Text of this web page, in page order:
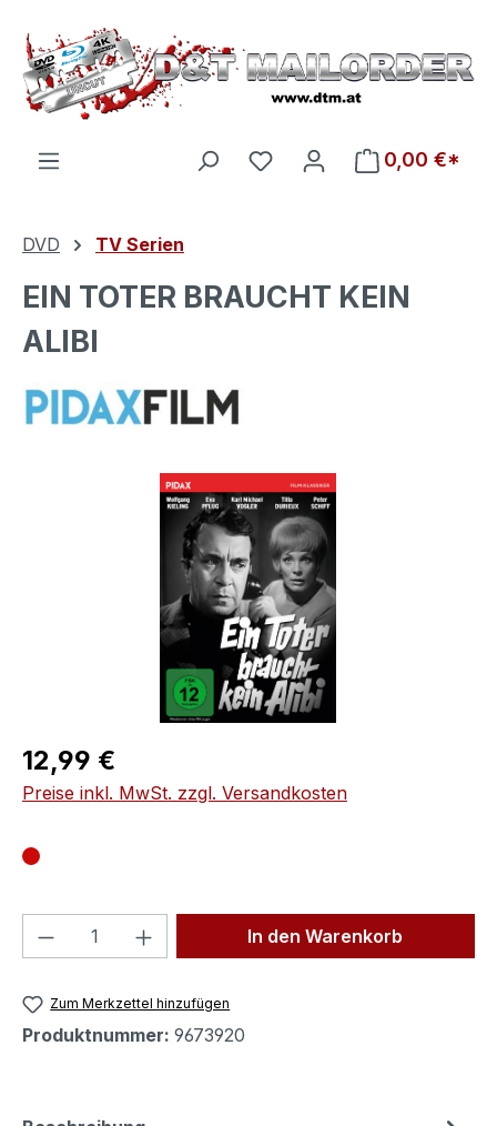
Zum Hauptinhalt springen
Du hast 0 Produkte auf
0,00 €*
DVD TV Serien
EIN TOTER BRAUCHT KEIN
ALIBI
Bildergalerie überspringen
Regulärer Preis:
12,99 €
Preise inkl. MwSt. zzgl. Versandkosten
Produkt Anzahl: Gib denIn den Warenkorb
Zum Merkzettel hinzufügen
Produktnummer: 9673920